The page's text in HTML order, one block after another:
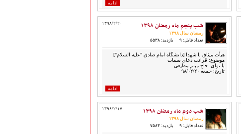
ادامه
۱۳۹۸/۲/۲۰ شب پنجم ماه رمضان ۱۳۹۸
رمضان سال ۱۳۹۸
تعداد فایل: ۹
بازدید: ۵۵۳۸
هیأت میثاق با شهدا [دانشگاه امام صادق "علیه السلام"]
موضوع: قرائت دعای سمات
با نوای: حاج میثم مطیعی
تاریخ: جمعه ۹۸/۰۲/۲۰
ادامه
۱۳۹۸/۲/۱۷ شب دوم ماه رمضان ۱۳۹۸
رمضان سال ۱۳۹۸
تعداد فایل: ۹
بازدید: ۷۵۸۳